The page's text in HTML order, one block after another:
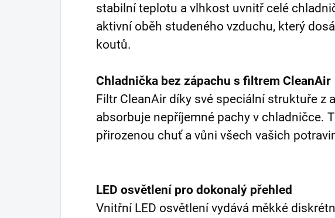
stabilní teplotu a vlhkost uvnitř celé
aktivní oběh studeného vzduchu, který
koutů.
Chladnička bez zápachu s filtrem CleanAir
Filtr CleanAir díky své speciální struktuře z
absorbuje nepříjemné pachy v chladničce.
přirozenou chuť a vůni všech vašich
LED osvětlení pro dokonalý přehled
Vnitřní LED osvětlení vydává měkké